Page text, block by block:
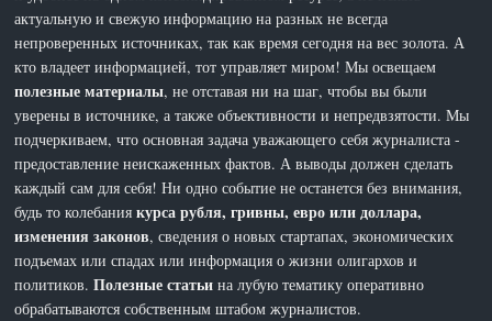
актуальную и свежую информацию на разных не всегда
непроверенных источниках, так как время сегодня на вес золота. А
кто владеет информацией, тот управляет миром! Мы освещаем
полезные материалы, не отставая ни на шаг, чтобы вы были
уверены в источнике, а также объективности и непредвзятости. Мы
подчеркиваем, что основная задача уважающего себя журналиста -
предоставление неискаженных фактов. А выводы должен сделать
каждый сам для себя! Ни одно событие не останется без внимания,
будь то колебаниякурса рубля, гривны, евро или доллара,
изменения законов, сведения о новых стартапах, экономических
подъемах или спадах или информация о жизни олигархов и
политиков.Полезные статьи на лубую тематику оперативно
обрабатываются собственным штабом журналистов.